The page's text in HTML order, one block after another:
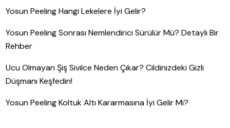
Yosun Peeling Hangi Lekelere İyi Gelir?
Yosun Peeling Sonrası Nemlendirici Sürülür Mü? Detaylı Bir
Rehber
Ucu Olmayan Şiş Sivilce Neden Çıkar? Cildinizdeki Gizli
Düşmanı Keşfedin!
Yosun Peeling Koltuk Altı Kararmasına İyi Gelir Mi?